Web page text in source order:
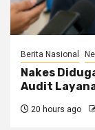
Berita Nasional
Nakes
Audit
20 hours ago